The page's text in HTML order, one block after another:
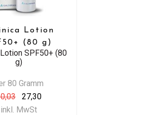
Lotion
(80 g)
SPF50+ (80
g)
80 Gramm
27,30
inkl. MwSt